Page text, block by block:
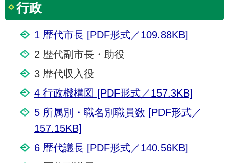
行政
1 歴代市長 [PDF形式／109.88KB]
2 歴代副市長・助役
3 歴代収入役
4 行政機構図 [PDF形式／157.3KB]
5 所属別・職名別職員数 [PDF形式／
157.15KB]
6 歴代議長 [PDF形式／140.56KB]